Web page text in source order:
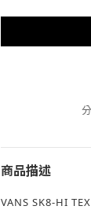
商品描述
VANS SK8-HI